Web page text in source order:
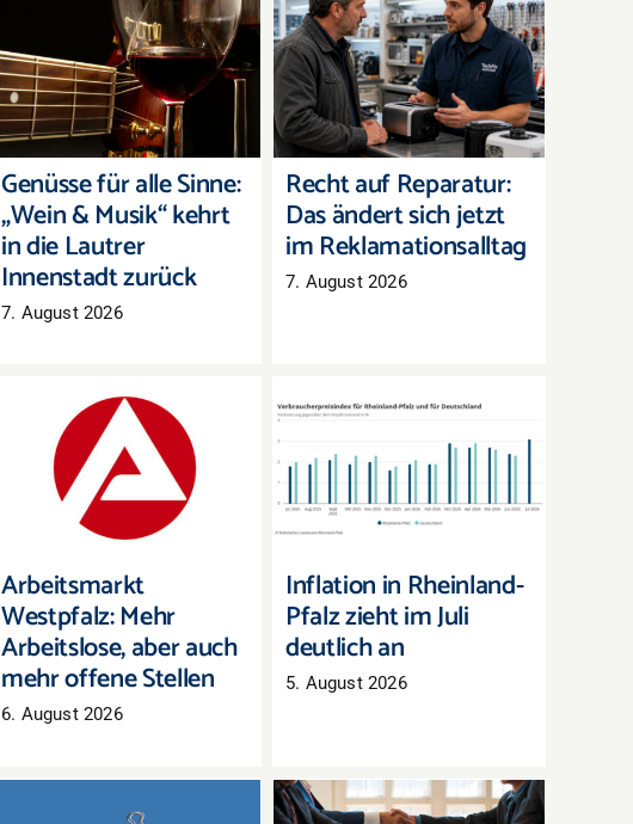
Genüsse für alle Sinne:
„Wein & Musik“ kehrt in
die Lautrer Innenstadt
zurück
Genüsse für alle Sinne:
„Wein & Musik“ kehrt
in die Lautrer
Innenstadt zurück
7. August 2026
Recht auf Reparatur:
Das ändert sich jetzt im
Reklamationsalltag
Recht auf Reparatur:
Das ändert sich jetzt
im Reklamationsalltag
7. August 2026
Arbeitsmarkt Westpfalz:
Mehr Arbeitslose, aber
auch mehr offene
Stellen
Arbeitsmarkt
Westpfalz: Mehr
Arbeitslose, aber auch
mehr offene Stellen
6. August 2026
Inflation in Rheinland-
Pfalz zieht im Juli
deutlich an
Inflation in Rheinland-
Pfalz zieht im Juli
deutlich an
5. August 2026